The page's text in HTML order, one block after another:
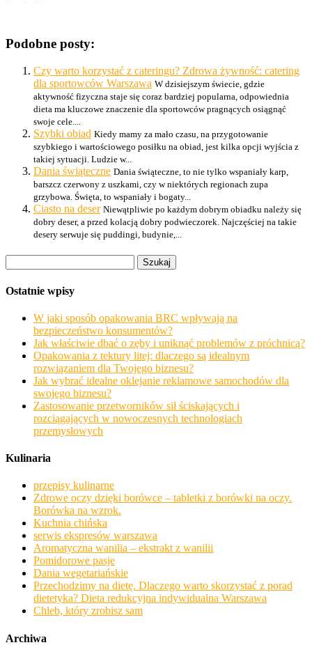
Podobne posty:
Czy warto korzystać z cateringu? Zdrowa żywność: catering
dla sportowców Warszawa W dzisiejszym świecie, gdzie
aktywność fizyczna staje się coraz bardziej popularna, odpowiednia
dieta ma kluczowe znaczenie dla sportowców pragnących osiągnąć
swoje cele....
Szybki obiad Kiedy mamy za mało czasu, na przygotowanie
szybkiego i wartościowego posiłku na obiad, jest kilka opcji wyjścia z
takiej sytuacji. Ludzie w...
Dania świąteczne Dania świąteczne, to nie tylko wspaniały karp,
barszcz czerwony z uszkami, czy w niektórych regionach zupa
grzybowa. Święta, to wspaniały i bogaty...
Ciasto na deser Niewątpliwie po każdym dobrym obiadku należy się
dobry deser, a przed kolacją dobry podwieczorek. Najczęściej na takie
desery serwuje się puddingi, budynie,...
Ostatnie wpisy
W jaki sposób opakowania BRC wpływają na
bezpieczeństwo konsumentów?
Jak właściwie dbać o zęby i uniknąć problemów z próchnicą?
Opakowania z tektury litej: dlaczego są idealnym
rozwiązaniem dla Twojego biznesu?
Jak wybrać idealne oklejanie reklamowe samochodów dla
swojego biznesu?
Zastosowanie przetworników sił ściskających i
rozciągających w nowoczesnych technologiach
przemysłowych
Kulinaria
przepisy kulinarne
Zdrowe oczy dzięki borówce – tabletki z borówki na oczy.
Borówka na wzrok.
Kuchnia chińska
serwis ekspresów warszawa
Aromatyczna wanilia – ekstrakt z wanilii
Pomidorowe pasje
Dania wegetariańskie
Przechodzimy na dietę. Dlaczego warto skorzystać z porad
dietetyka? Dieta redukcyjna indywidualna Warszawa
Chleb, który zrobisz sam
Archiwa